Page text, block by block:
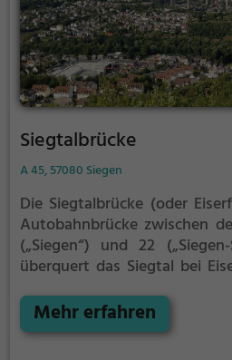
Siegtalbrücke
A 45, 57080 Siegen
Die Siegtalbrücke (oder
Autobahnbrücke zwischen
(„Siegen“) und 22
überquert das Siegtal bei
nach einem Entwurf von
ist nach der 2016
Mehr erfahren